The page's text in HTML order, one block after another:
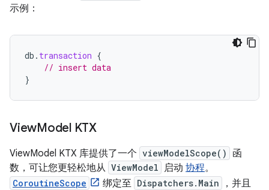
示例：
db . transaction {
// insert data
}
ViewModel KTX
ViewModel KTX 库提供了一个 viewModelScope()
函
数，可让您更轻松地从 ViewModel 启动 协程。
CoroutineScope 绑定至 Dispatchers.Main
，并且